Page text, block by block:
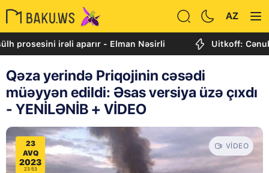
AZ
irəli aparır - Elman Nəsirli Uitkoff: Cənubi
Qəza yerində Priqojinin cəsədi
müəyyən edildi: Əsas versiya üzə çıxdı
- YENİLƏNİB + VİDEO
23
AVQ
2023
23:53
VIDEO